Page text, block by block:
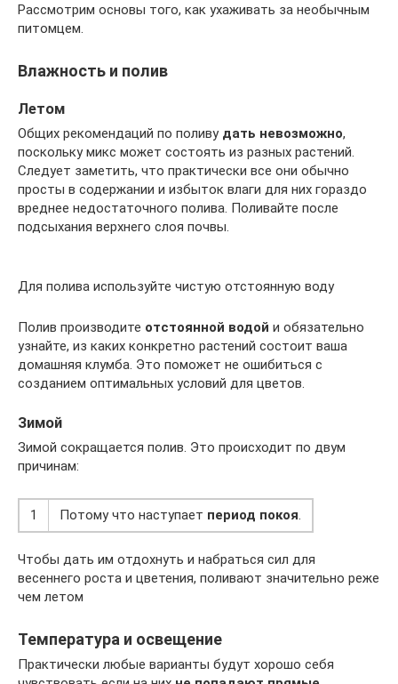
Рассмотрим основы того, как ухаживать за необычным
питомцем.
Влажность и полив
Летом
Общих рекомендаций по поливу дать невозможно,
поскольку микс может состоять из разных растений.
Следует заметить, что практически все они обычно
просты в содержании и избыток влаги для них гораздо
вреднее недостаточного полива. Поливайте после
подсыхания верхнего слоя почвы.
Для полива используйте чистую отстоянную воду
Полив производите отстоянной водой и обязательно
узнайте, из каких конкретно растений состоит ваша
домашняя клумба. Это поможет не ошибиться с
созданием оптимальных условий для цветов.
Зимой
Зимой сокращается полив. Это происходит по двум
причинам:
1 Потому что наступает период покоя.
Чтобы дать им отдохнуть и набраться сил для
весеннего роста и цветения, поливают значительно реже
чем летом
Температура и освещение
Практически любые варианты будут хорошо себя